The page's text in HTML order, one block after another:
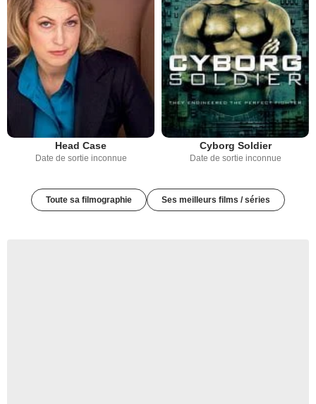
Head Case
Date de sortie inconnue
Cyborg Soldier
Date de sortie inconnue
Toute sa filmographie Ses meilleurs films / séries